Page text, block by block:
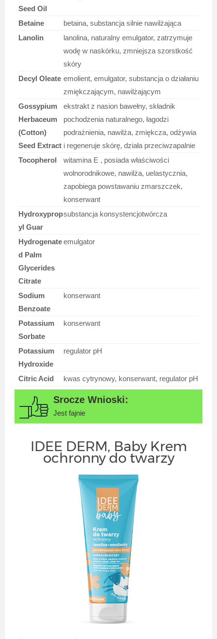
Seed Oil
Betaine
betaina, substancja silnie nawilżająca
Lanolin
lanolina, naturalny emulgator, zatrzymuje
wodę w naskórku, zmniejsza szorstkość
skóry
Decyl Oleate emolient, emulgator, substancja o działaniu
zmiękczającym, nawilżającym
Gossypium
Herbaceum
(Cotton)
Seed Extract
ekstrakt z nasion bawełny, składnik
pochodzenia naturalnego, łagodzi
podrażnienia, nawilża, zmiękcza, odżywia
i regeneruje skórę, działa przeciwzapalnie
Tocopherol
witamina E , posiada właściwości
wolnorodnikowe, nawilża, uelastycznia,
zapobiega powstawaniu zmarszczek,
konserwant
Hydroxyprop
yl Guar
substancja konsystencjotwórcza
Hydrogenate
d Palm
Glycerides
Citrate
emulgator
Sodium
Benzoate
konserwant
Potassium
Sorbate
konserwant
Potassium
Hydroxide
regulator pH
Citric Acid kwas cytrynowy, konserwant, regulator pH
Jest fajnie
IDEE DERM, Baby Krem
ochronny do twarzy